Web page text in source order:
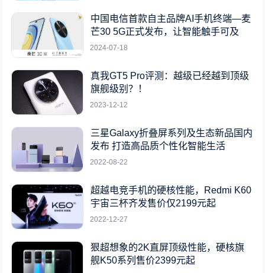
中国电信首款自主品牌AI手机终端—麦
芒30 5G正式发布，让智能触手可及
2024-07-18
真我GT5 Pro评测：越级已经越到顶级
旗舰级别？！
2023-12-12
三星Galaxy折叠屏系列及生态新品国内
发布 打造高品质个性化智能生活
2022-08-22
超越电竞手机的硬核性能，Redmi K60
宇宙三杯齐发售价仅2199元起
2022-12-27
狠超想象的2K直屏顶级性能，硬核旗
舰K50系列售价2399元起